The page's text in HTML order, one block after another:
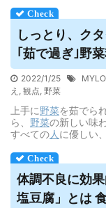
しっとり、ク
｢茹で過ぎ｣野菜
2022/1/25
え , 観点, 野菜
上手に野菜を茹でら
ら、 野菜の新しい味
すべての人 に優しい
体調不良に効
塩豆腐」とは